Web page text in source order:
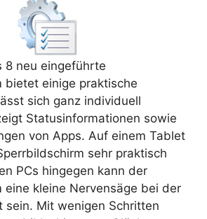
8 neu eingeführte
bietet einige praktische
sich ganz individuell
Statusinformationen sowie
von Apps. Auf einem Tablet
sehr praktisch
PCs hingegen kann der
eine kleine Nervensäge bei der
sein. Mit wenigen Schritten